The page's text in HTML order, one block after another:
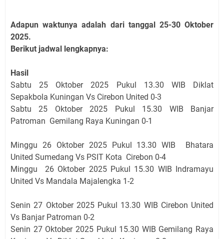
Adapun waktunya adalah dari tanggal 25-30 Oktober
2025.
Berikut jadwal lengkapnya:
Hasil
Sabtu 25 Oktober 2025 Pukul 13.30 WIB Diklat
Sepakbola Kuningan Vs Cirebon United 0-3
Sabtu 25 Oktober 2025 Pukul 15.30 WIB Banjar
Patroman Gemilang Raya Kuningan 0-1
Minggu 26 Oktober 2025 Pukul 13.30 WIB Bhatara
United Sumedang Vs PSIT Kota Cirebon 0-4
Minggu 26 Oktober 2025 Pukul 15.30 WIB Indramayu
United Vs Mandala Majalengka 1-2
Senin 27 Oktober 2025 Pukul 13.30 WIB Cirebon United
Vs Banjar Patroman 0-2
Senin 27 Oktober 2025 Pukul 15.30 WIB Gemilang Raya